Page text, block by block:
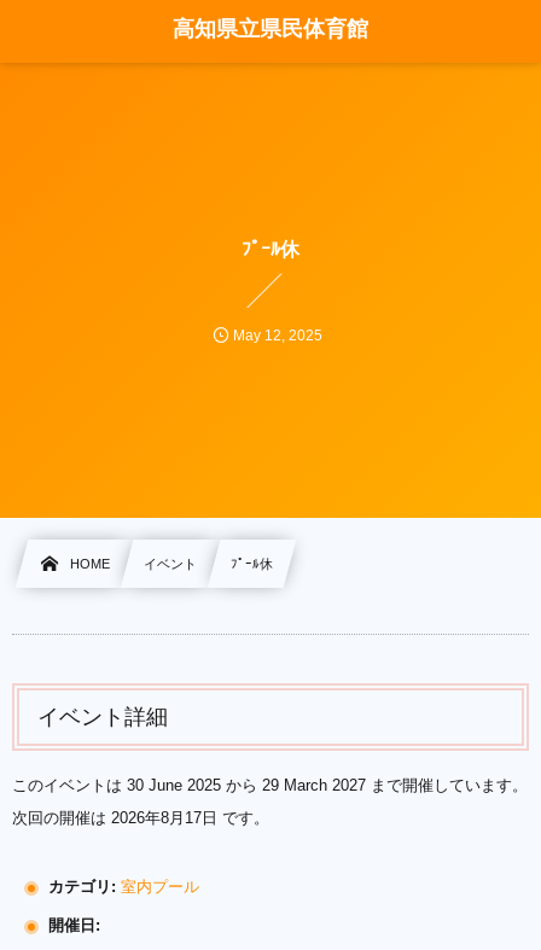
高知県立県民体育館
ﾌﾟｰﾙ休
May 12 ,2025
HOME イベント ﾌﾟｰﾙ休
イベント詳細
このイベントは 30 June 2025 から 29 March 2027 まで開催しています。
次回の開催は 2026年8月17日 です。
カテゴリ: 室内プール
開催日: